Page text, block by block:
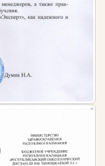
каждый
вопросами и
что
удобный день.
поступления на
переподготовки —